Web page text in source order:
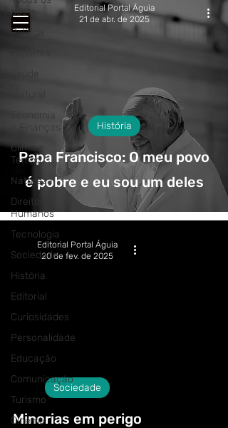
posts
Política
Economia
e Finanças
Clima e
Tempo
Natureza
Direitos
Humanos
Tecnologia
Sociedade
História
Editorial
Curiosidades
Personalidade
Educação
Comunicação
Turismo
Cinema
Papa Francisco: O meu povo
é pobre e eu sou um deles
História
Editorial Portal Águia
21 de abr. de 2025
Minorias em perigo
Sociedade
Editorial Portal Águia
20 de fev. de 2025